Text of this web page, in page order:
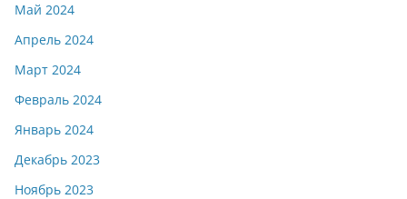
Май 2024
Апрель 2024
Март 2024
Февраль 2024
Январь 2024
Декабрь 2023
Ноябрь 2023